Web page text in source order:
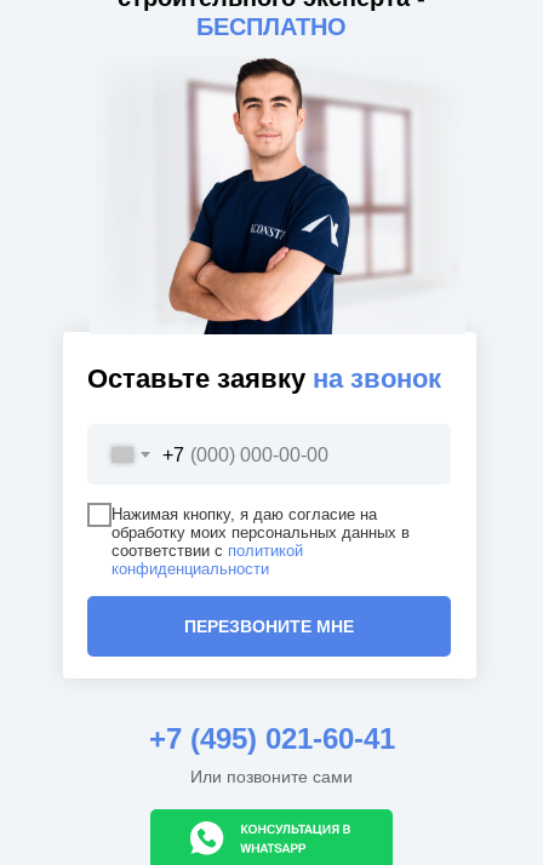
Оставьте заявку на звонок
+7
Нажимая кнопку, я даю согласие на
обработку моих персональных данных в
соответствии с политикой
конфиденциальности
ПЕРЕЗВОНИТЕ МНЕ
Или позвоните сами
+7 (495) 021-60-41
БЕСПЛАТНО